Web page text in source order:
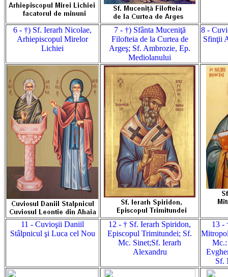
6 - †) Sf. Ierarh Nicolae,
Arhiepiscopul Mirelor
Lichiei
7 - †) Sfânta Muceniţă
Filofteia de la Curtea de
Argeş; Sf. Ambrozie, Ep.
Mediolanului
8 -
Sfinţii
11 - Cuvioşii Daniil
Stâlpnicul şi Luca cel Nou
12 - † Sf. Ierarh Spiridon,
Episcopul Trimitundei; Sf.
Mc. Sinet;Sf. Ierarh
Alexandru
13 -
Mc.:
Sf.